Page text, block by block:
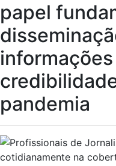
papel
pandemia